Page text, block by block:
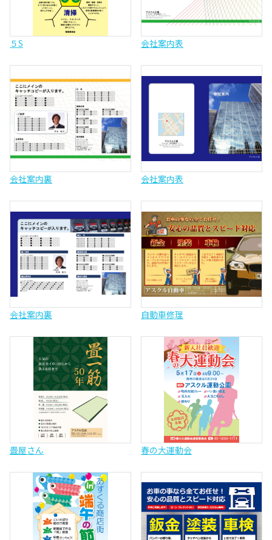
５S 会社案内表
会社案内裏 会社案内表
会社案内裏 自動車修理
畳屋さん 春の大運動会